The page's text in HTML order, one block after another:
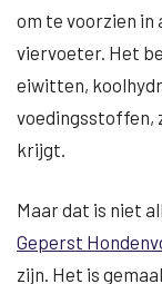
om te voorzien in
viervoeter. Het
eiwitten,
voedingsstoffen,
krijgt.
Maar dat is niet
Geperst
zijn. Het is